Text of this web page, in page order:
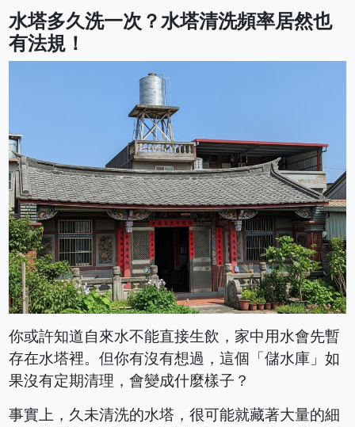
水塔多久洗一次？水塔清洗頻率居然也
有法規！
你或許知道自來水不能直接生飲，家中用水會先暫
存在水塔裡。但你有沒有想過，這個「儲水庫」如
果沒有定期清理，會變成什麼樣子？
事實上，久未清洗的水塔，很可能就藏著大量的細